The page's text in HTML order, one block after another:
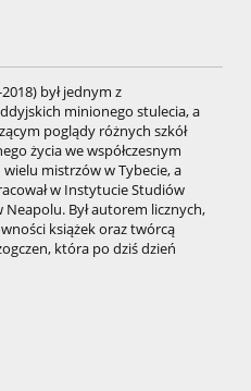
był jednym z
minionego stulecia, a
poglądy różnych szkół
życia we współczesnym
wielu mistrzów w Tybecie, a
w Instytucie Studiów
Był autorem licznych,
książek oraz twórcą
która po dziś dzień